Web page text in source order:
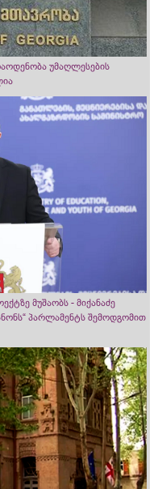
უმაღლესების
მუშაობს - მიქანაძე
პარლამენტს შემოდგომით